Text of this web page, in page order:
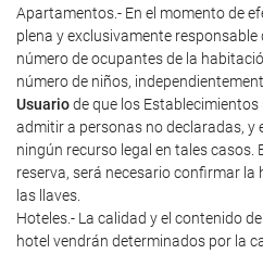
Apartamentos.- En el momento de
plena y exclusivamente
número de ocupantes de la
número de niños,
Usuariode que los
admitir a personas no declaradas, y
ningún recurso legal en tales casos.
reserva, será necesario confirmar la
las llaves.
Hoteles.- La calidad y el contenido
hotel vendrán determinados por la